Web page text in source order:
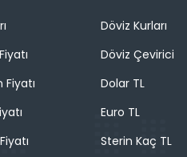
Fiyatı
Döviz Kurları
Döviz Çevirici
Dolar TL
Euro TL
Sterin Kaç TL